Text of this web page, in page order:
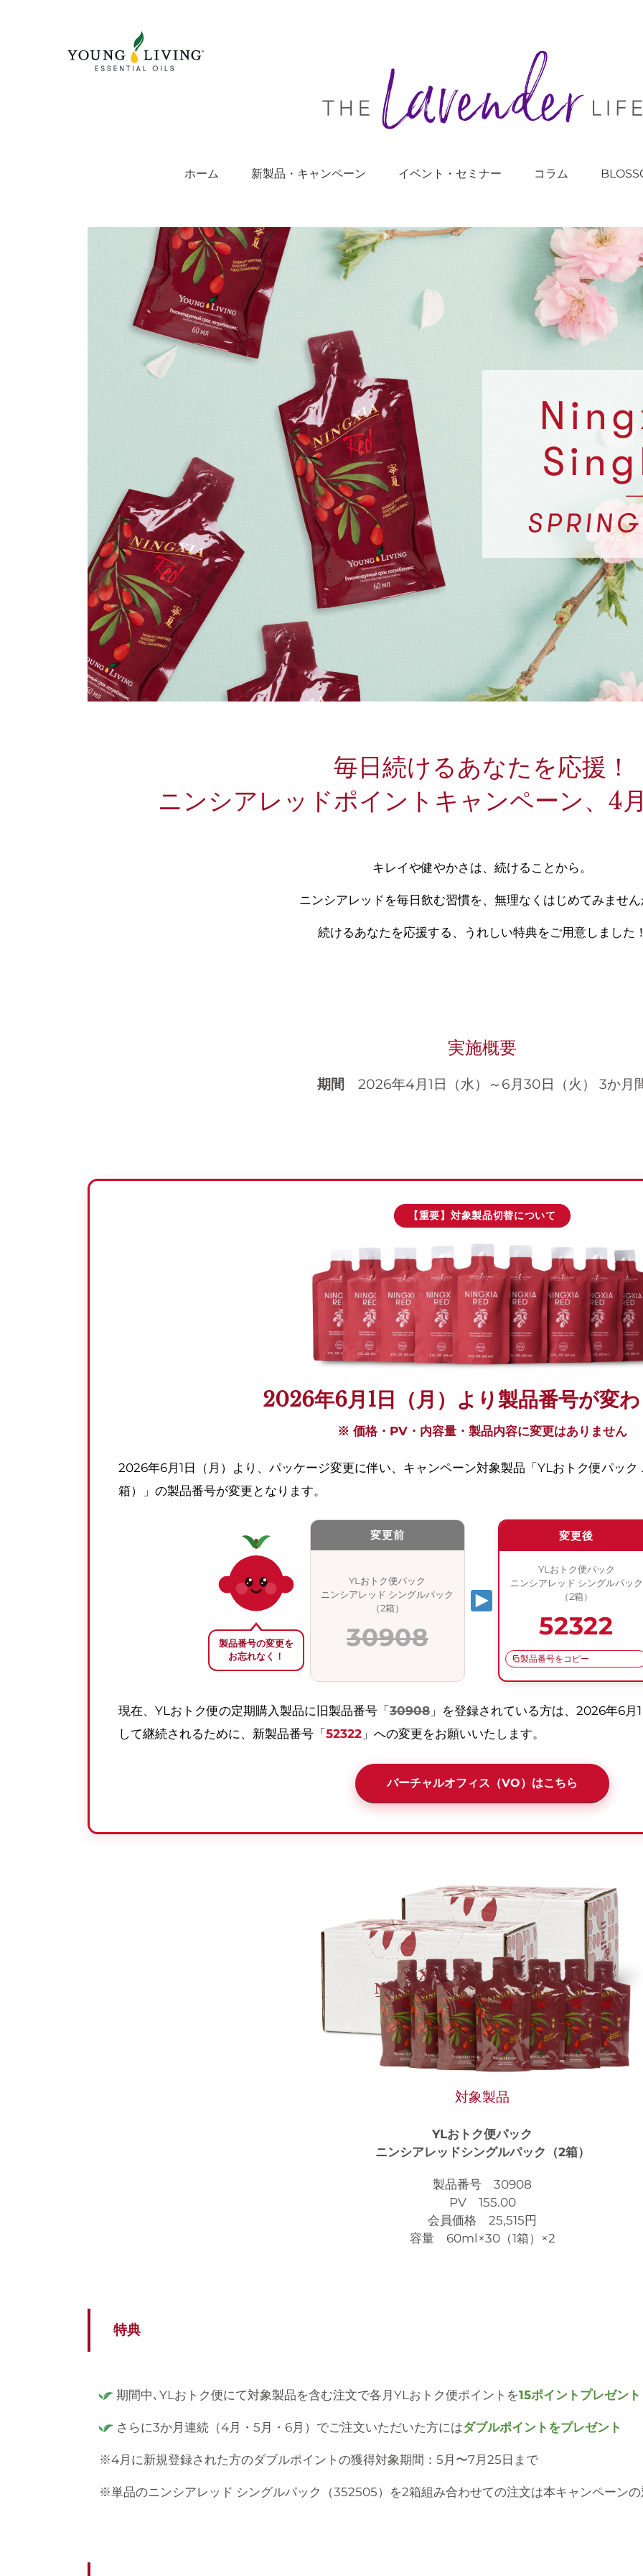
ホーム 新製品・キャンペーン イベント・セミナー コラム
毎日続けるあなたを応援！
ニンシアレッドポイントキャンペーン、 4
キレイや健やかさは、続けることから。
ニンシアレッドを毎日飲む習慣を、無理なくはじめてみませ
続けるあなたを応援する、うれしい特典をご用意しました
実施概要
期間 2026年4月1日（水）～6月30日（火） 3か月
【重要】対象製品切替について
2026年6月1日（月）より 製品番号が変
※ 価格・PV・内容量・製品内容に変更はありません
2026年6月1日（月）より、パッケージ変更に伴い、キャンペーン対象製品「YLおトク便パッ
箱）」の製品番号が変更となります。
製品番号の変更を
お忘れなく！
変更前
YLおトク便パック
ニンシアレッド シングルパック
（2箱）
30908
変更後
YLおトク便パック
ニンシアレッド シングルパック
（2箱）
52322
製品番号をコピー
現在、YLおトク便の定期購入製品に旧製品番号「 30908 」を登録されている方は、2026年6
して継続されるために、新製品番号「 52322 」への変更をお願いいたします。
バーチャルオフィス（VO）はこちら
対象製品
YLおトク便パック
ニンシアレッドシングルパック（2箱）
製品番号 30908
PV 155.00
会員価格 25,515円
容量 60ml×30（1箱）×2
特典
期間中､YLおトク便にて対象製品を含む注文で各月YLおトク便ポイントを15ポイントプレゼント
さらに3か月連続（4月・5月・6月）でご注文いただいた方にはダブルポイントをプレゼント
※4月に新規登録された方のダブルポイントの獲得対象期間：5月〜7月25日まで
※単品のニンシアレッド シングルパック（352505）を2箱組み合わせての注文は本キャンペーン